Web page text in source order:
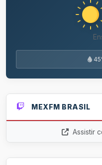
MEXFM BRASIL
Assistir